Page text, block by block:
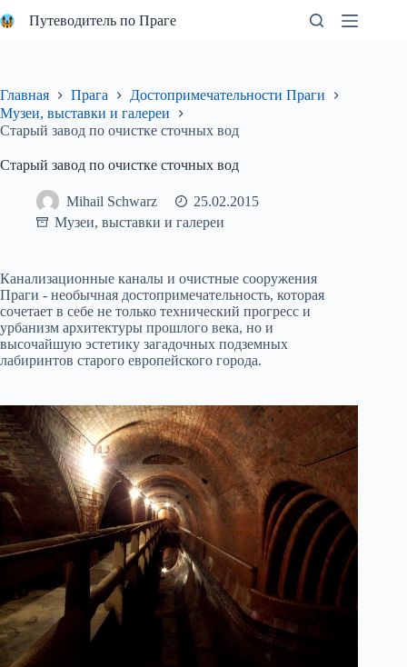
к
Путеводитель по Праге
Главная Прага
Достопримечательности Праги
Музеи, выставки и галереи
Старый завод по очистке сточных вод
Старый завод по очистке сточных вод
Mihail Schwarz
25.02.2015
Музеи, выставки и галереи
Канализационные каналы и очистные сооружения
Праги - необычная достопримечательность, которая
сочетает в себе не только технический прогресс и
урбанизм архитектуры прошлого века, но и
высочайшую эстетику загадочных подземных
лабиринтов старого европейского города.